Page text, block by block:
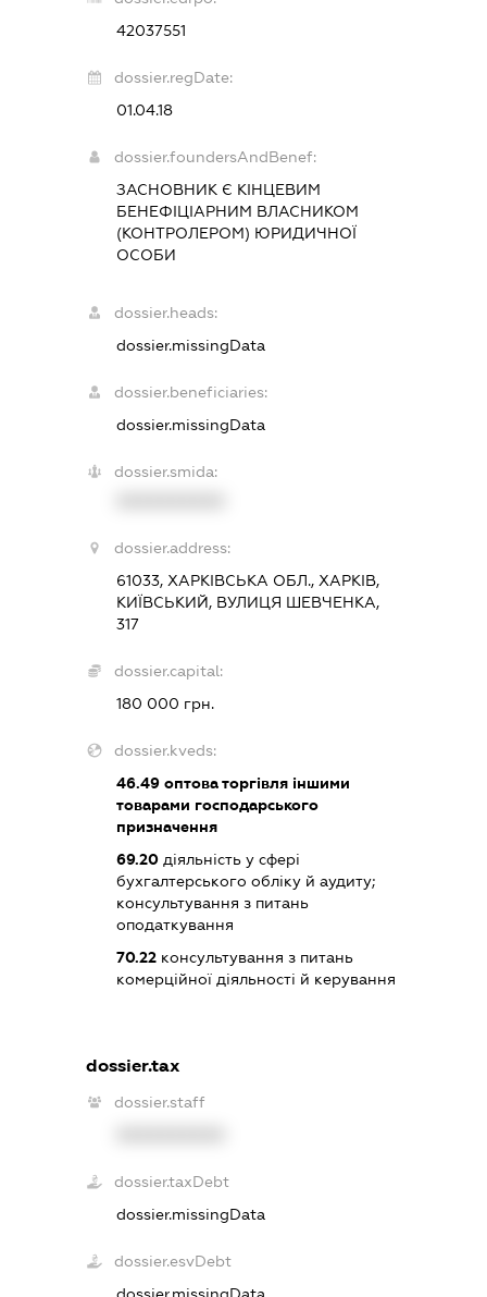
42037551
dossier.regDate:
01.04.18
dossier.foundersAndBenef:
ЗАСНОВНИК Є КІНЦЕВИМ
БЕНЕФІЦІАРНИМ ВЛАСНИКОМ
(КОНТРОЛЕРОМ) ЮРИДИЧНОЇ
ОСОБИ
dossier.heads:
dossier.missingData
dossier.beneficiaries:
dossier.missingData
dossier.smida:
dossier.address:
61033, ХАРКІВСЬКА ОБЛ., ХАРКІВ,
КИЇВСЬКИЙ, ВУЛИЦЯ ШЕВЧЕНКА,
317
dossier.capital:
180 000 грн.
dossier.kveds:
46.49 оптова торгівля іншими
товарами господарського
призначення
69.20 діяльність у сфері
бухгалтерського обліку й аудиту;
консультування з питань
оподаткування
70.22 консультування з питань
комерційної діяльності й керування
dossier.tax
dossier.staff
dossier.taxDebt
dossier.missingData
dossier.esvDebt